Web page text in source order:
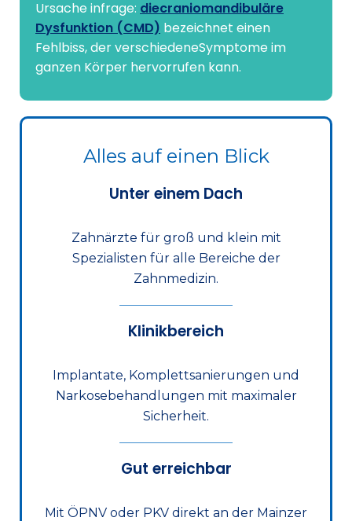
Ursache infrage: diecraniomandibuläre
Dysfunktion (CMD) bezeichnet einen
Fehlbiss, der verschiedeneSymptome im
ganzen Körper hervorrufen kann.
Alles auf einen Blick
Unter einem Dach
Zahnärzte für groß und klein mit
Spezialisten für alle Bereiche der
Zahnmedizin.
Klinikbereich
Implantate, Komplettsanierungen und
Narkosebehandlungen mit maximaler
Sicherheit.
Gut erreichbar
Mit ÖPNV oder PKV direkt an der Mainzer